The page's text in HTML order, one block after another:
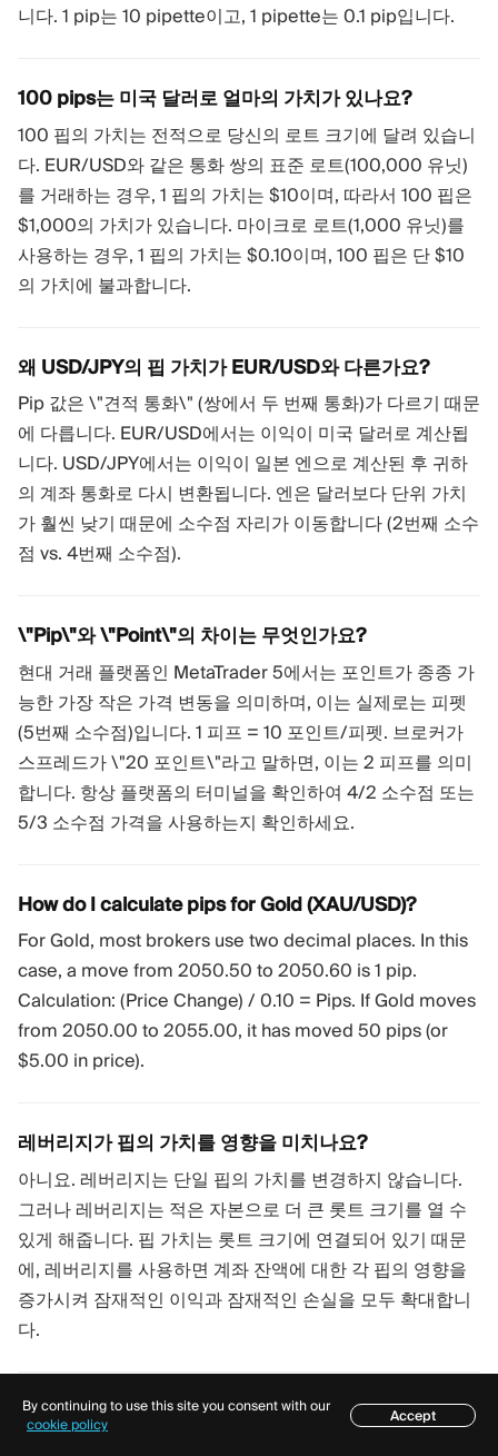
니다. 1 pip는 10 pipette이고, 1 pipette는 0.1 pip입니다.
100 pips는 미국 달러로 얼마의 가치가 있나요?
100 핍의 가치는 전적으로 당신의 로트 크기에 달려 있습니
다. EUR/USD와 같은 통화 쌍의 표준 로트(100,000 유닛)
를 거래하는 경우, 1 핍의 가치는 $10이며, 따라서 100 핍은
$1,000의 가치가 있습니다. 마이크로 로트(1,000 유닛)를
사용하는 경우, 1 핍의 가치는 $0.10이며, 100 핍은 단 $10
의 가치에 불과합니다.
왜 USD/JPY의 핍 가치가 EUR/USD와 다른가요?
Pip 값은 \"견적 통화\" (쌍에서 두 번째 통화)가 다르기 때문
에 다릅니다. EUR/USD에서는 이익이 미국 달러로 계산됩
니다. USD/JPY에서는 이익이 일본 엔으로 계산된 후 귀하
의 계좌 통화로 다시 변환됩니다. 엔은 달러보다 단위 가치
가 훨씬 낮기 때문에 소수점 자리가 이동합니다 (2번째 소수
점 vs. 4번째 소수점).
\"Pip\"와 \"Point\"의 차이는 무엇인가요?
현대 거래 플랫폼인 MetaTrader 5에서는 포인트가 종종 가
능한 가장 작은 가격 변동을 의미하며, 이는 실제로는 피펫
(5번째 소수점)입니다. 1 피프 = 10 포인트/피펫. 브로커가
스프레드가 \"20 포인트\"라고 말하면, 이는 2 피프를 의미
합니다. 항상 플랫폼의 터미널을 확인하여 4/2 소수점 또는
5/3 소수점 가격을 사용하는지 확인하세요.
How do I calculate pips for Gold (XAU/USD)?
For Gold, most brokers use two decimal places. In this
case, a move from 2050.50 to 2050.60 is 1 pip.
Calculation: (Price Change) / 0.10 = Pips. If Gold moves
from 2050.00 to 2055.00, it has moved 50 pips (or
$5.00 in price).
레버리지가 핍의 가치를 영향을 미치나요?
아니요. 레버리지는 단일 핍의 가치를 변경하지 않습니다.
그러나 레버리지는 적은 자본으로 더 큰 롯트 크기를 열 수
있게 해줍니다. 핍 가치는 롯트 크기에 연결되어 있기 때문
에, 레버리지를 사용하면 계좌 잔액에 대한 각 핍의 영향을
증가시켜 잠재적인 이익과 잠재적인 손실을 모두 확대합니
다.
왜 내 거래가 음수 핍 값으로 열렸나요?
목차
By continuing to use this site you consent with our
cookie policy
Accept